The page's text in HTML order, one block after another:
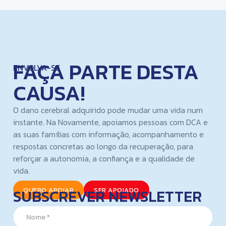
ENVOLVA-SE
FAÇA PARTE DESTA
CAUSA!
O dano cerebral adquirido pode mudar uma vida num
instante. Na Novamente, apoiamos pessoas com DCA e
as suas famílias com informação, acompanhamento e
respostas concretas ao longo da recuperação, para
reforçar a autonomia, a confiança e a qualidade de
vida.
QUERO APOIAR SER APOIADO
SUBSCREVER NEWSLETTER
N
a